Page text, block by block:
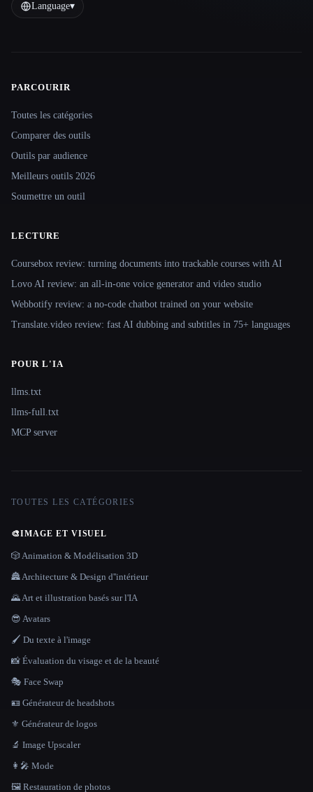
Language▾
Site navigation
PARCOURIR
Toutes les catégories
Comparer des outils
Outils par audience
Meilleurs outils 2026
Soumettre un outil
LECTURE
Coursebox review: turning documents into trackable courses with AI
Lovo AI review: an all-in-one voice generator and video studio
Webbotify review: a no-code chatbot trained on your website
Translate.video review: fast AI dubbing and subtitles in 75+ languages
POUR L'IA
llms.txt
llms-full.txt
MCP server
TOUTES LES CATÉGORIES
🎨IMAGE ET VISUEL
🎲 Animation & Modélisation 3D
🏯 Architecture & Design d''intérieur
🌄 Art et illustration basés sur l'IA
😎 Avatars
🖌️ Du texte à l'image
📸 Évaluation du visage et de la beauté
🎭 Face Swap
🪪 Générateur de headshots
⚜️ Générateur de logos
🔬 Image Upscaler
👩‍🎤 Mode
🖼️ Restauration de photos